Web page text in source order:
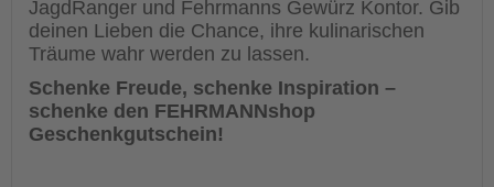
JagdRanger und Fehrmanns Gewürz Kontor. Gib
deinen Lieben die Chance, ihre kulinarischen
Träume wahr werden zu lassen.
Schenke Freude, schenke Inspiration –
schenke den FEHRMANNshop
Geschenkgutschein!